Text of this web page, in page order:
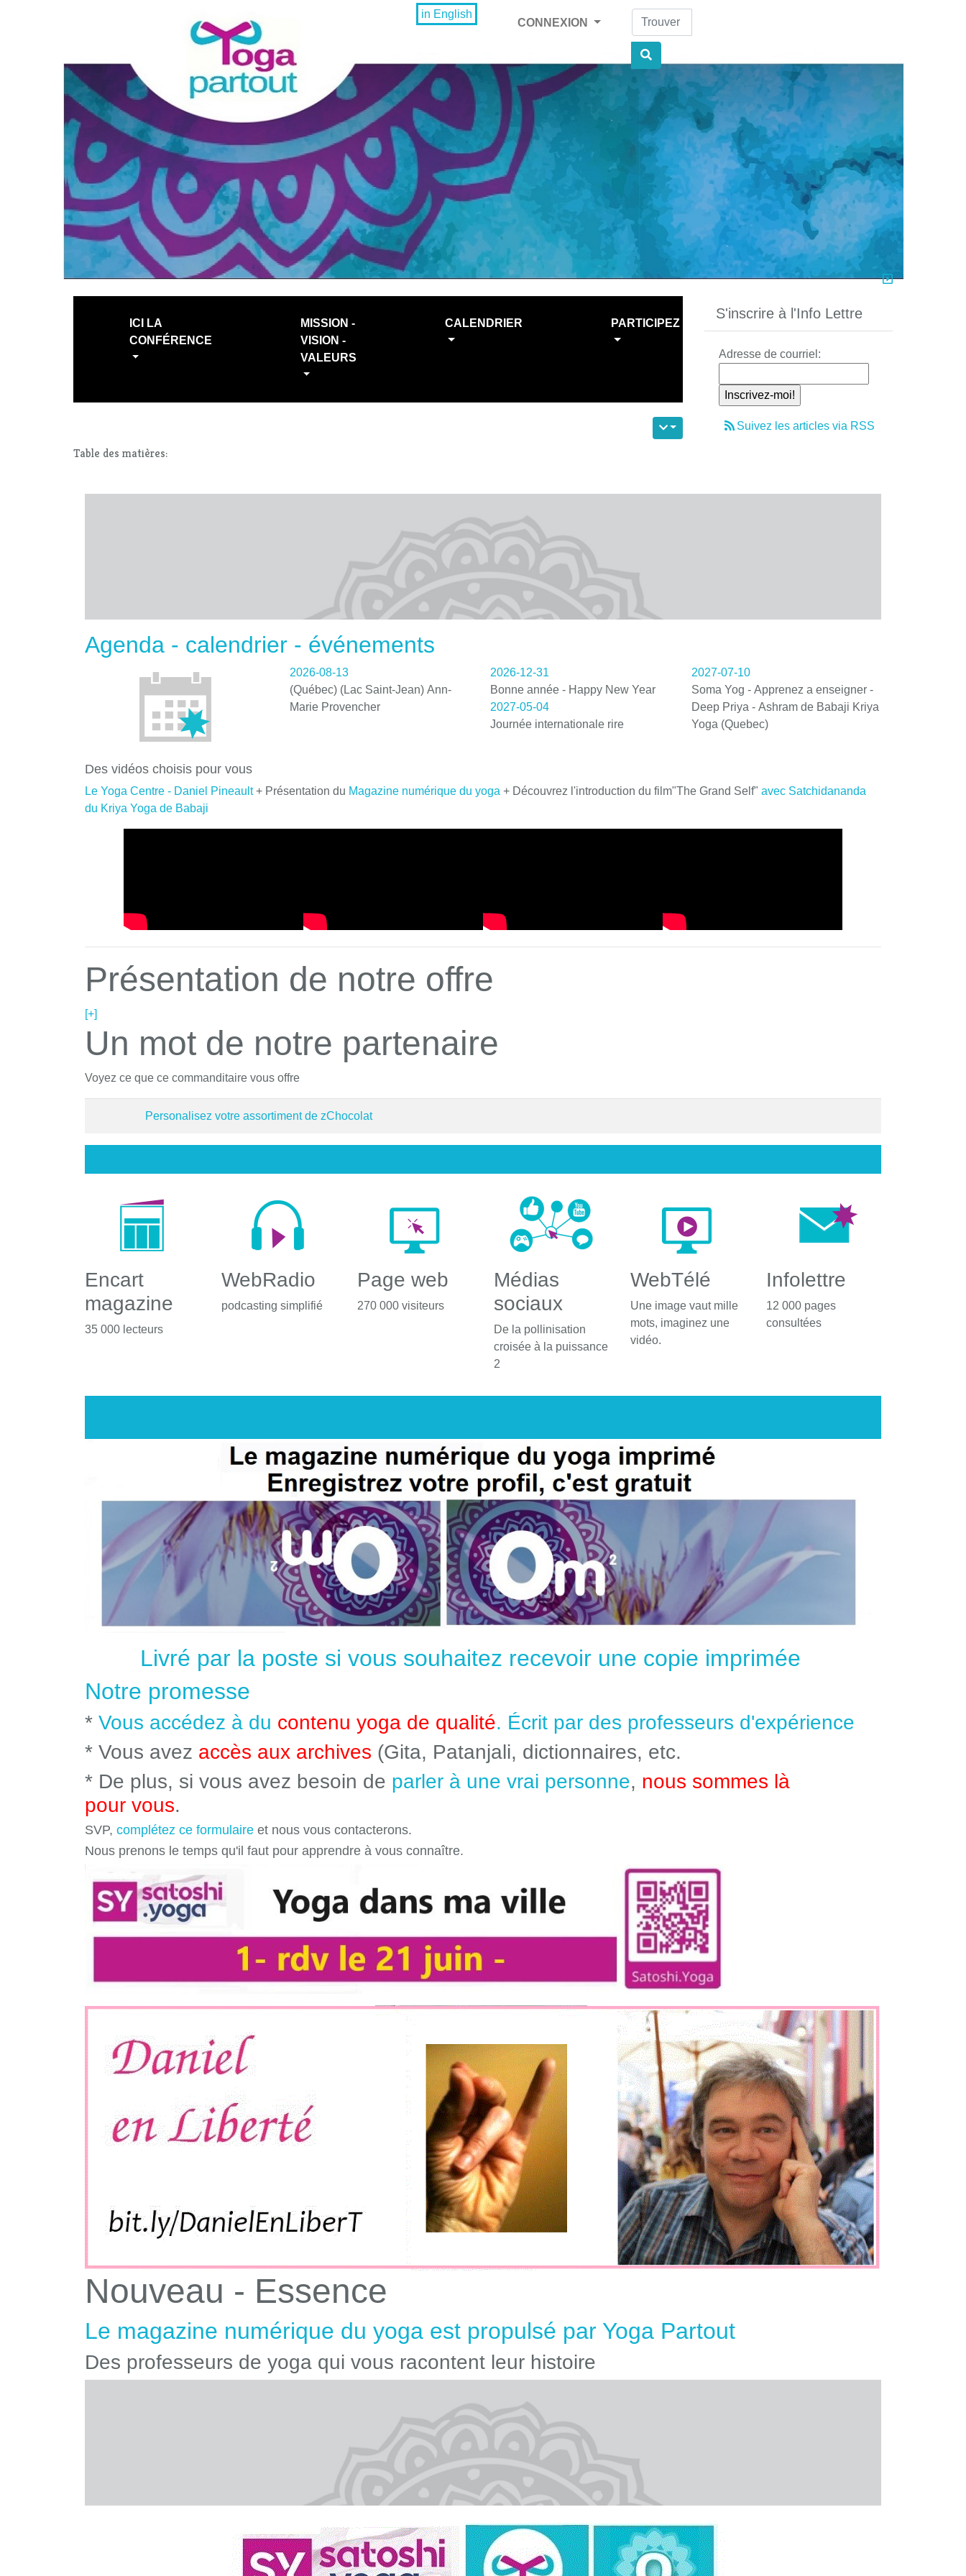
in English
CONNEXION
Find
ICI LA
CONFÉRENCE
MISSION -
VISION -
VALEURS
CALENDRIER PARTICIPEZ
Table des matières:
S'inscrire à l'Info Lettre
Adresse de courriel:
Suivez les articles via RSS
Agenda - calendrier - événements
2026-08-13
(Québec) (Lac Saint-Jean) Ann-
Marie Provencher
2026-12-31
Bonne année - Happy New Year
2027-05-04
Journée internationale rire
2027-07-10
Soma Yog - Apprenez a enseigner -
Deep Priya - Ashram de Babaji Kriya
Yoga (Quebec)
Des vidéos choisis pour vous
Le Yoga Centre - Daniel Pineault+ Présentation du Magazine numérique du yoga + Découvrez l'introduction du film"The Grand Self" avec Satchidananda
du Kriya Yoga de Babaji
Présentation de notre offre
[+]
Un mot de notre partenaire
Voyez ce que ce commanditaire vous offre
Personalisez votre assortiment de zChocolat
Encart
magazine
35 000 lecteurs
WebRadio
podcasting simplifié
Page web
270 000 visiteurs
Médias
sociaux
De la pollinisation
croisée à la puissance
2
WebTélé
Une image vaut mille
mots, imaginez une
vidéo.
Infolettre
12 000 pages
consultées
Livré par la poste si vous souhaitez recevoir une copie imprimée
Notre promesse
* Vous accédez à du contenu yoga de qualité. Écrit par des professeurs d'expérience
* Vous avez accès aux archives (Gita, Patanjali, dictionnaires, etc.
* De plus, si vous avez besoin de parler à une vrai personne, nous sommes là
pour vous.
SVP, complétez ce formulaire et nous vous contacterons.
Nous prenons le temps qu'il faut pour apprendre à vous connaître.
Nouveau - Essence
Le magazine numérique du yoga est propulsé par Yoga Partout
Des professeurs de yoga qui vous racontent leur histoire